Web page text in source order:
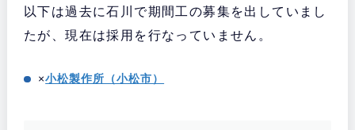
以下は過去に石川で期間工の募集を出していまし
たが、現在は採用を行なっていません。
×小松製作所（小松市）